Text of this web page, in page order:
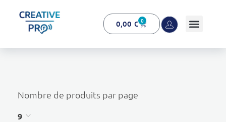
0,00 € 0
Nombre de produits par page
9